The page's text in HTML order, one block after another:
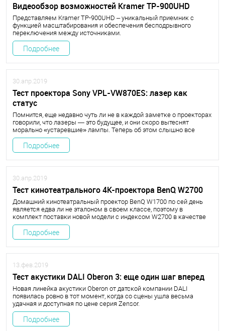
Видеообзор возможностей Kramer TP-900UHD
Представляем Kramer TP-900UHD – уникальный приемник с
функцией масштабирования и обеспечения бесподрывного
переключения между источниками.
Подробнее
30.апр.2019
Тест проектора Sony VPL-VW870ES: лазер как
статус
Помнится, еще недавно чуть ли не в каждой заметке о проекторах
говорили, что лазеры — это будущее, и они скоро вытеснят
морально «устаревшие» лампы. Теперь об этом слышно все
реже, потому что реальность оказалась немного иной.
Подробнее
30.апр.2019
Тест кинотеатрального 4К-проектора BenQ W2700
Домашний кинотеатральный проектор BenQ W1700 по сей день
является едва ли не эталоном в своем классе, поэтому в
комплект поставки новой модели с индексом W2700 в качестве
неотъемлемого бонуса входят очень высокие ожидания, но
сюрприз в том, что Benq W2700 не является наследником W1700.
Подробнее
13.фев.2019
Тест акустики DALI Oberon 3: еще один шаг вперед
Новая линейка акустики Oberon от датской компании DALI
появилась ровно в тот момент, когда со сцены ушла весьма
удачная и доступная по цене серия Zensor.
Подробнее